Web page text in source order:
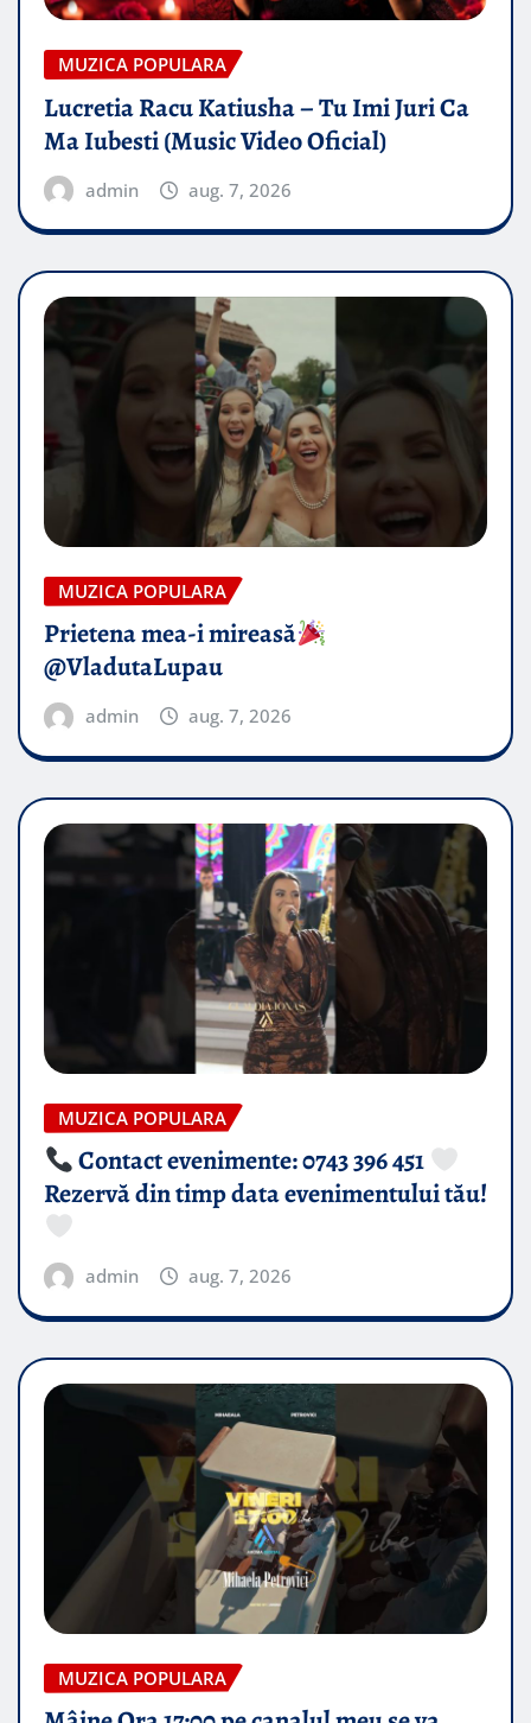
MUZICA POPULARA
Lucretia Racu Katiusha – Tu Imi Juri Ca
Ma Iubesti (Music Video Oficial)
admin aug. 7, 2026
MUZICA POPULARA
Prietena mea-i mireasă​
@VladutaLupau
admin aug. 7, 2026
MUZICA POPULARA
Contact evenimente: 0743 396 451
Rezervă din timp data evenimentului tău!
admin aug. 7, 2026
MUZICA POPULARA